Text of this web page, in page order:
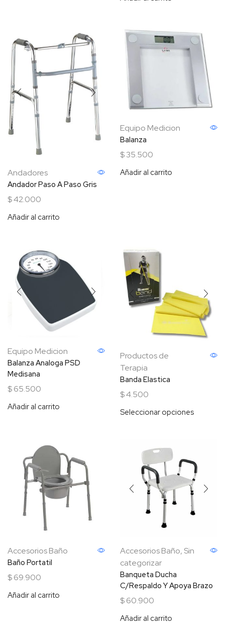
Andadores
Andador Paso A Paso Gris
$42.000
Añadir al carrito
Equipo Medicion
Balanza
$35.500
Añadir al carrito
Equipo Medicion
Balanza Analoga PSD
Medisana
$65.500
Añadir al carrito
Productos de
Terapia
Banda Elastica
$4.500
Seleccionar opciones
Accesorios Baño
Baño Portatil
$69.900
Añadir al carrito
Accesorios Baño, Sin
categorizar
Banqueta Ducha
C/Respaldo Y Apoya Brazo
$60.900
Añadir al carrito